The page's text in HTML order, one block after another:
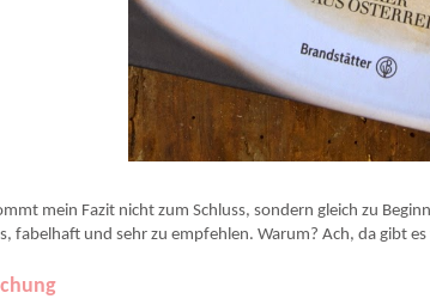
mein Fazit nicht zum Schluss, sondern gleich zu
fabelhaft und sehr zu empfehlen. Warum? Ach, da gibt